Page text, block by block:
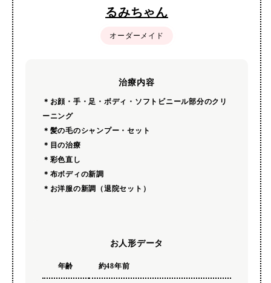
るみちゃん
オーダーメイド
治療内容
＊お顔・手・足・ボディ・ソフトビニール部分のクリ
ーニング
＊髪の毛のシャンプー・セット
＊目の治療
＊彩色直し
＊布ボディの新調
＊お洋服の新調（退院セット）
お人形データ
年齢 約48年前